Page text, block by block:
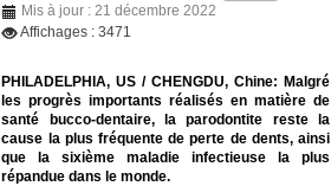
Mis à jour : 21 décembre 2022
Affichages : 3471
PHILADELPHIA, US / CHENGDU, Chine: Malgré
les progrès importants réalisés en matière de
santé bucco-dentaire, la parodontite reste la
cause la plus fréquente de perte de dents, ainsi
que la sixième maladie infectieuse la plus
répandue dans le monde.